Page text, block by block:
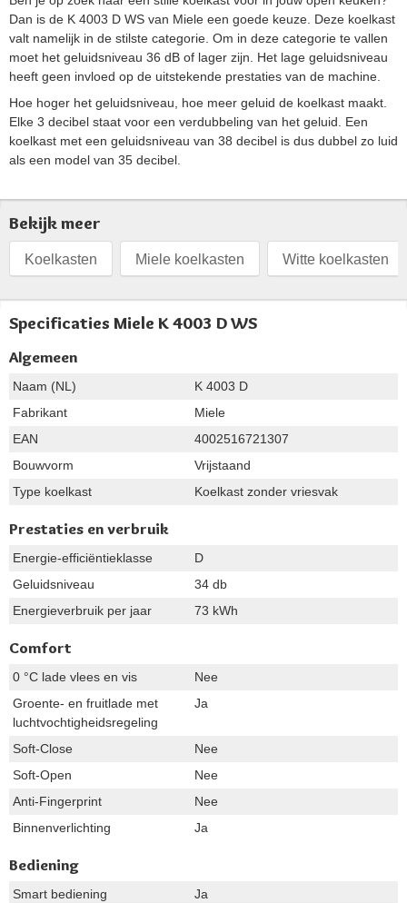
Dan is de K 4003 D WS van Miele een goede keuze. Deze koelkast
valt namelijk in de stilste categorie. Om in deze categorie te vallen
moet het geluidsniveau 36 dB of lager zijn. Het lage geluidsniveau
heeft geen invloed op de uitstekende prestaties van de machine.
Hoe hoger het geluidsniveau, hoe meer geluid de koelkast maakt.
Elke 3 decibel staat voor een verdubbeling van het geluid. Een
koelkast met een geluidsniveau van 38 decibel is dus dubbel zo luid
als een model van 35 decibel.
Bekijk meer
Koelkasten Miele koelkasten Witte koelkasten
Specificaties Miele K 4003 D WS
Algemeen
Naam (NL)
K 4003 D
Fabrikant
Miele
EAN
4002516721307
Bouwvorm
Vrijstaand
Type koelkast
Koelkast zonder vriesvak
Prestaties en verbruik
Energie-efficiëntieklasse
D
Geluidsniveau
34 db
Energieverbruik per jaar
73 kWh
Comfort
0 °C lade vlees en vis
Nee
Groente- en fruitlade met
luchtvochtigheidsregeling
Ja
Soft-Close
Nee
Soft-Open
Nee
Anti-Fingerprint
Nee
Binnenverlichting
Ja
Bediening
Smart bediening
Ja